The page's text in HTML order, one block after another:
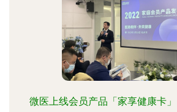
微医上线会员产品「家享健康卡